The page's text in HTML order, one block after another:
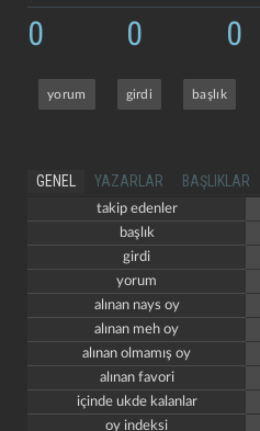
0 0 0
yorum girdi başlık
GENEL YAZARLAR BAŞLIKLAR
takip edenler
başlık
girdi
yorum
alınan nays oy
alınan meh oy
alınan olmamış oy
alınan favori
içinde ukde kalanlar
oy indeksi